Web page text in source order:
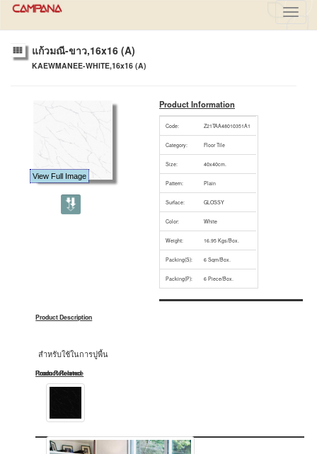
แก้วมณี-ขาว,16x16 (A)
KAEWMANEE-WHITE,16x16 (A)
Product Information
Code: Z21TAA48010351A1
Category: Floor Tile
Size: 40x40cm.
Pattern: Plain
Surface: GLOSSY
Color: White
Weight: 16.95 Kgs/Box.
Packing(S): 6 Sqm/Box.
Packing(P): 6 Piece/Box.
Product Description
สำหรับใช้ในการปูพื้น
Product Related
Room Reference
View Full Image